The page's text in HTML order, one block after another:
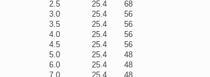
2.5 25.4
68
3.0 25.4
56
3.5 25.4
56
4.0 25.4
56
4.5 25.4
56
5.0 25.4
48
6.0 25.4
48
7.0 25.4
48